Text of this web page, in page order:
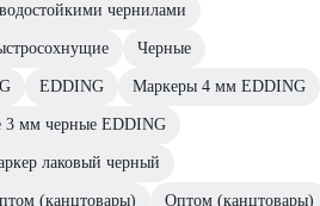
чернилами
Черные
EDDING Маркеры 4 мм EDDING
3 мм черные EDDING
лаковый черный
(канцтовары) Оптом (канцтовары)